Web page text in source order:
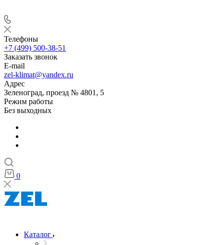
Телефоны
+7 (499) 500-38-51
Заказать звонок
E-mail
zel-klimat@yandex.ru
Адрес
Зеленоград, проезд № 4801, 5
Режим работы
Без выходных
0
Каталог